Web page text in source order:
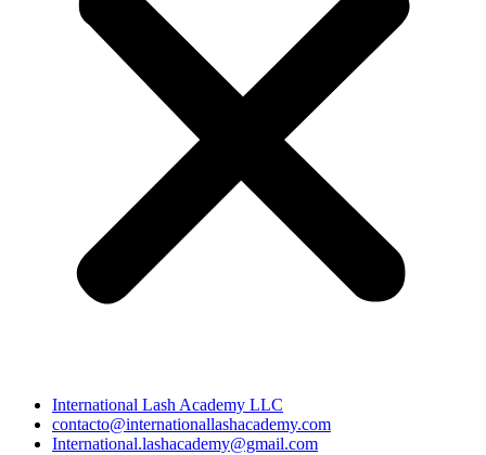
International Lash Academy LLC
contacto@internationallashacademy.com
International.lashacademy@gmail.com